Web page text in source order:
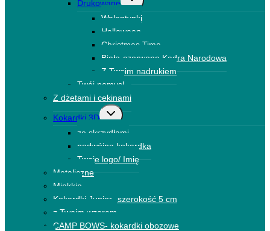
Drukowane
menu
podrzędne
Walentynki
Halloween
Christmas Time
Biało-czerwone Kadra Narodowa
Z Twoim nadrukiem
Twój pomysł
Z dżetami i cekinami
Kokardki 3D Przełącz
menu
podrzędne
ze skrzydłami
podwójna kokardka
Twoje logo/ Imię
Metaliczne
Miękkie
Kokardki Junior- szerokość 5 cm
z Twoim wzorem
CAMP BOWS- kokardki obozowe